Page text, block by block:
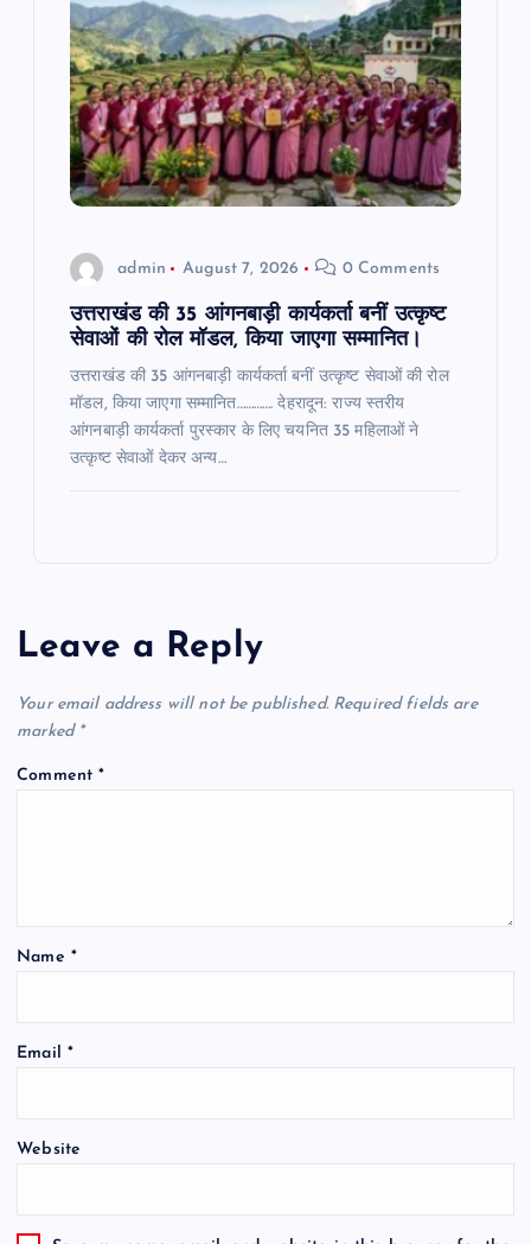
admin August 7, 2026 0 Comments
उत्तराखंड की 35 आंगनबाड़ी कार्यकर्ता बनीं उत्कृष्ट
सेवाओं की रोल मॉडल, किया जाएगा सम्मानित।
उत्तराखंड की 35 आंगनबाड़ी कार्यकर्ता बनीं उत्कृष्ट सेवाओं की रोल
मॉडल, किया जाएगा सम्मानित…………. देहरादून: राज्य स्तरीय
आंगनबाड़ी कार्यकर्ता पुरस्कार के लिए चयनित 35 महिलाओं ने
उत्कृष्ट सेवाओं देकर अन्य…
Leave a Reply
Your email address will not be published. Required fields are
marked *
Comment*
Name *
Email *
Website